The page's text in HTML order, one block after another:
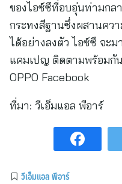
ของไอซ์ซึที่อบอุ่นท่ามกล
กระทงสีฐานซึ่งผสานคว
ได้อย่างลงตัว ไอซ์ซึ จะ
แคมเปญ ติดตามพร้อมกั
OPPO Facebook
ที่มา: วีเอ็มแอล พีอาร์
วีเอ็มแอล พีอาร์